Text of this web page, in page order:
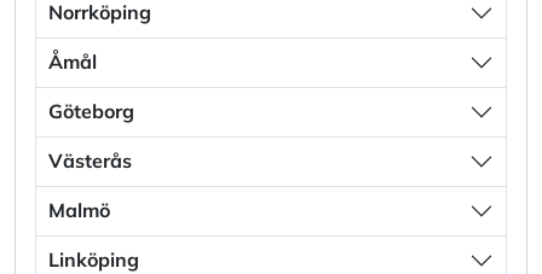
Norrköping
Åmål
Göteborg
Västerås
Malmö
Linköping